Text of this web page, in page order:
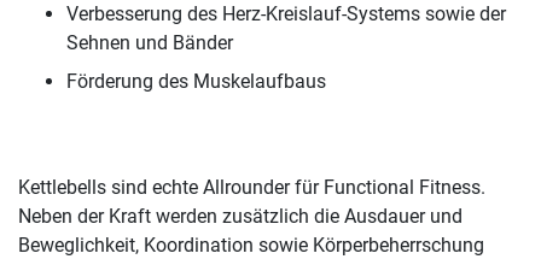
Verbesserung des Herz-Kreislauf-Systems sowie der
Sehnen und Bänder
Förderung des Muskelaufbaus
Kettlebells sind echte Allrounder für Functional Fitness.
Neben der Kraft werden zusätzlich die Ausdauer und
Beweglichkeit, Koordination sowie Körperbeherrschung